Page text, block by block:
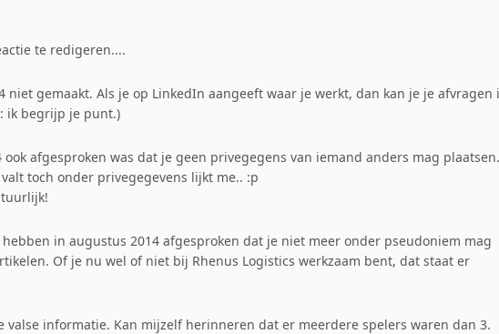
te redigeren....
niet gemaakt. Als je op LinkedIn aangeeft waar je werkt, dan kan je je afvragen
ik begrijp je punt.)
afgesproken was dat je geen privegegens van iemand anders mag
toch onder privegegevens lijkt me.. :p
hebben in augustus 2014 afgesproken dat je niet meer onder pseudoniem mag
Of je nu wel of niet bij Rhenus Logistics werkzaam bent, dat staat er
valse informatie. Kan mijzelf herinneren dat er meerdere spelers waren dan 3.